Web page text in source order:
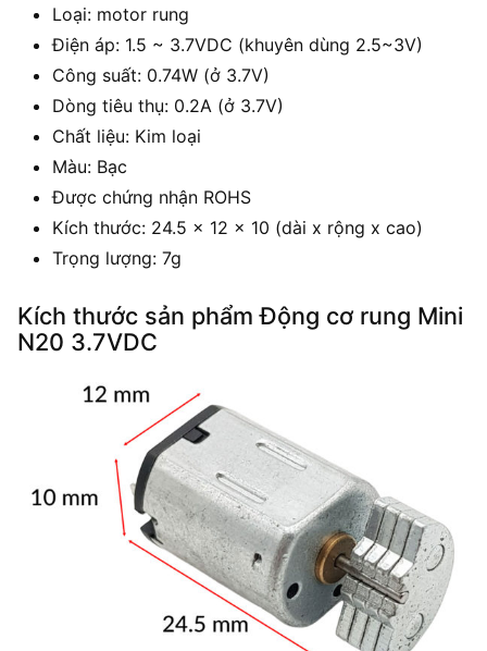
Loại: motor rung
Điện áp: 1.5 ~ 3.7VDC (khuyên dùng 2.5~3V)
Công suất: 0.74W (ở 3.7V)
Dòng tiêu thụ: 0.2A (ở 3.7V)
Chất liệu: Kim loại
Màu: Bạc
Được chứng nhận ROHS
Kích thước: 24.5 x 12 x 10 (dài x rộng x cao)
Trọng lượng: 7g
Kích thước sản phẩm Động cơ rung Mini
N20 3.7VDC